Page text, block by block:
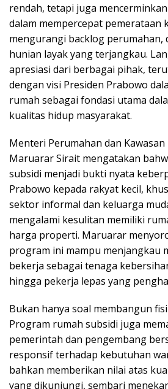
rendah, tetapi juga
dalam mempercepat pemerataan
mengurangi backlog perumahan,
hunian layak yang terjangkau.
apresiasi dari berbagai pihak,
dengan visi Presiden Prabowo
rumah sebagai fondasi utama
kualitas hidup masyarakat.
Menteri Perumahan dan
Maruarar Sirait mengatakan
subsidi menjadi bukti nyata
Prabowo kepada rakyat kecil,
sektor informal dan keluarga
mengalami kesulitan memiliki
harga properti. Maruarar
program ini mampu menjangkau
bekerja sebagai tenaga
hingga pekerja lepas yang
Bukan hanya soal membangun
Program rumah subsidi juga
pemerintah dan pengembang
responsif terhadap kebutuhan
bahkan memberikan nilai atas
yang dikunjungi, sembari